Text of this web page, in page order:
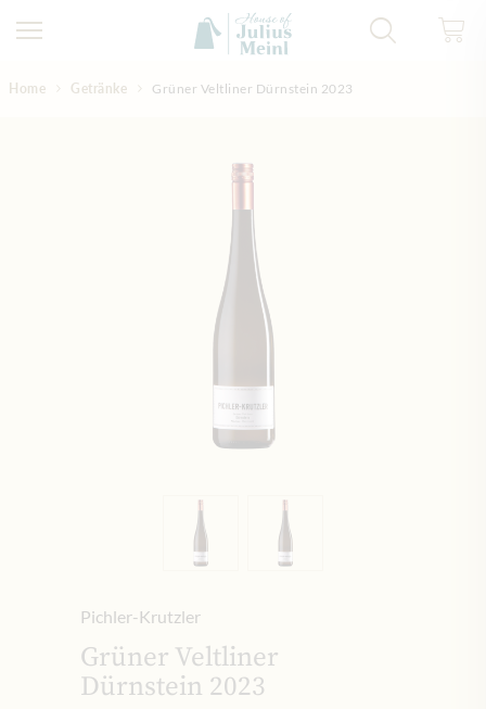
Home Getränke Grüner Veltliner Dürnstein 2023
Pichler-Krutzler
Grüner Veltliner
Dürnstein 2023